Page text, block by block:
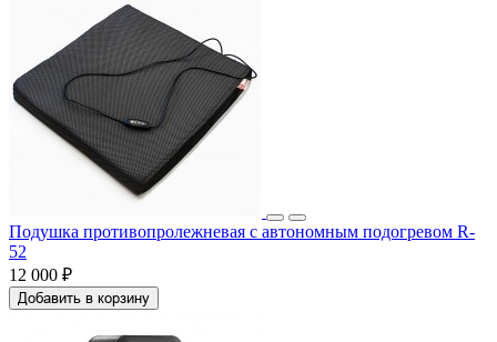
Подушка противопролежневая с автономным подогревом R-
52
12 000 ₽
Добавить в корзину